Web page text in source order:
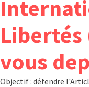
Libertés
vous
Objectif : défendre